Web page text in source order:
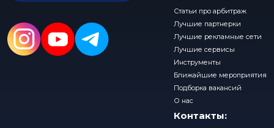
Статьи про арбитраж
Лучшие партнерки
Лучшие рекламные сети
Лучшие сервисы
Инструменты
Ближайшие мероприятия
Подборка вакансий
О нас
Контакты: